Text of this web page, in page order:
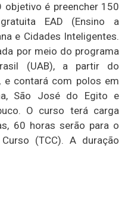
é preencher 150
EAD (Ensino a
e Cidades Inteligentes.
por meio do programa
(UAB), a partir do
e contará com polos em
São José do Egito e
O curso terá carga
60 horas serão para o
(TCC). A duração